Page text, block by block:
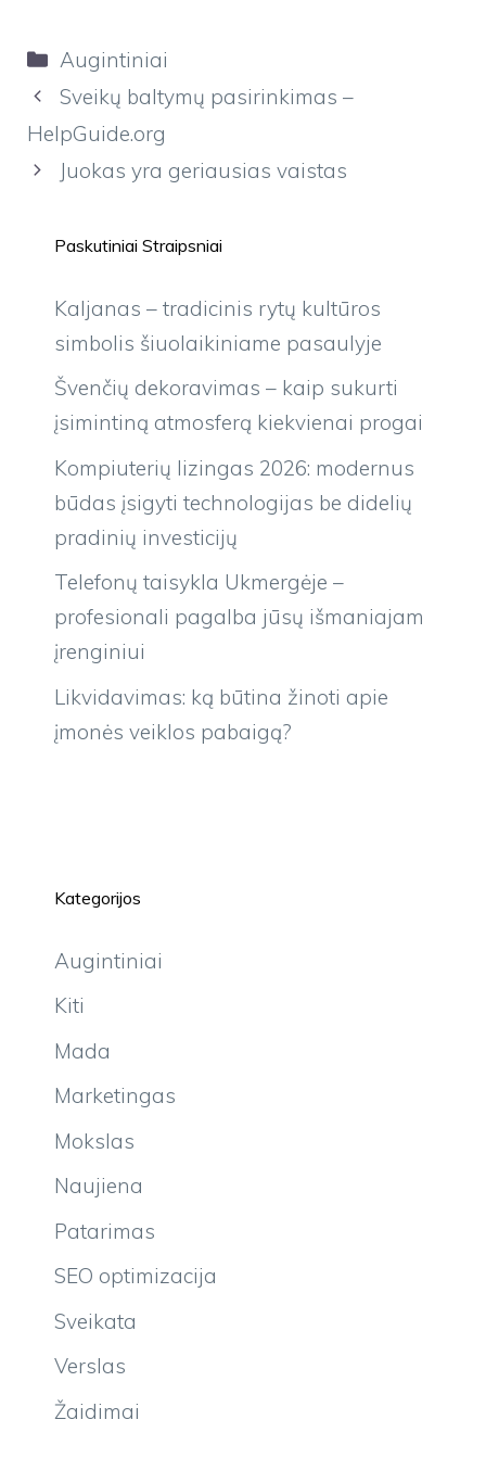
Kategorijos
Augintiniai
Sveikų baltymų pasirinkimas –
HelpGuide.org
Juokas yra geriausias vaistas
Paskutiniai Straipsniai
Kaljanas – tradicinis rytų kultūros
simbolis šiuolaikiniame pasaulyje
Švenčių dekoravimas – kaip sukurti
įsimintiną atmosferą kiekvienai progai
Kompiuterių lizingas 2026: modernus
būdas įsigyti technologijas be didelių
pradinių investicijų
Telefonų taisykla Ukmergėje –
profesionali pagalba jūsų išmaniajam
įrenginiui
Likvidavimas: ką būtina žinoti apie
įmonės veiklos pabaigą?
Kategorijos
Augintiniai
Kiti
Mada
Marketingas
Mokslas
Naujiena
Patarimas
SEO optimizacija
Sveikata
Verslas
Žaidimai